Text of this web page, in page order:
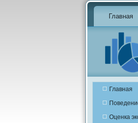
Главная
Главная
Оценка